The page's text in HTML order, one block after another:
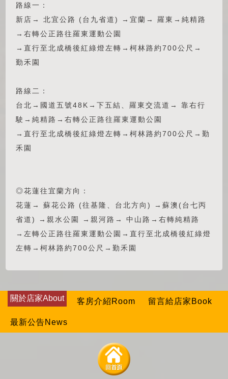
路線一：
新店→ 北宜公路 (台九省道) →宜蘭→ 羅東→純精路
→右轉公正路往羅東運動公園
→直行至北成橋後紅綠燈左轉→柯林路約700公尺→
勤禾園
路線二：
台北→國道五號48K→下五結、羅東交流道→ 靠右行
駛→純精路→右轉公正路往羅東運動公園
→直行至北成橋後紅綠燈左轉→柯林路約700公尺→勤
禾園
◎花蓮往宜蘭方向：
花蓮→ 蘇花公路 (往基隆、台北方向) →蘇澳(台七丙
省道) →親水公園 →親河路→ 中山路→右轉純精路
→左轉公正路往羅東運動公園→直行至北成橋後紅綠燈
左轉→柯林路約700公尺→勤禾園
關於店家About 客房介紹Room 留言給店家Book
最新公告News